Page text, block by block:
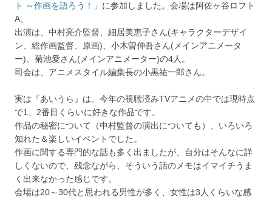
ト ～作画を語ろう！」 に参加しました。会場は阿佐ヶ谷ロフト
A。
出演は、中村亮介監督、細居美恵子さん(キャラクターデザイ
ン、総作画監督、原画)、小木曽伸吾さん(メインアニメータ
ー)、菊池愛さん(メインアニメーター)の4人。
司会は、アニメスタイル編集長の小黒祐一郎さん。
実は『あいうら』は、今年の視聴済みTVアニメの中では現時点
で1、2番目くらいに好きな作品です。
作品の秘密について（中村監督の演出についても）、いろいろ
知れた＆楽しいイベントでした。
作画に関する専門的な話も多く出ましたが、自分はそんなに詳
しくないので、残念ながら、そういう話のメモはイマイチうま
く出来なかった感じです。
会場は20～30代と思われる男性が多く、女性は3人くらいな感